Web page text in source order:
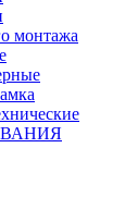
монтажа